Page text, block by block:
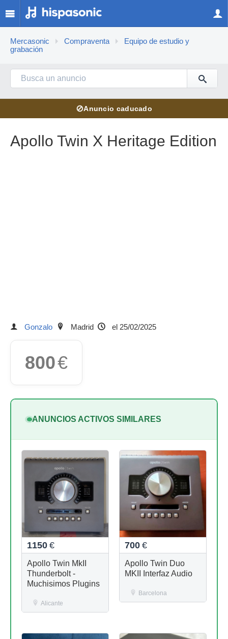
Mercasonic Compraventa
Equipo de estudio y
grabación
⊘Anuncio caducado
Apollo Twin X Heritage Edition
Gonzalo Madrid el 25/02/2025
800€
ANUNCIOS ACTIVOS SIMILARES
1150 €
Apollo Twin MkII
Thunderbolt -
Muchisimos Plugins
Alicante
700 €
Apollo Twin Duo
MKII Interfaz Audio
Barcelona